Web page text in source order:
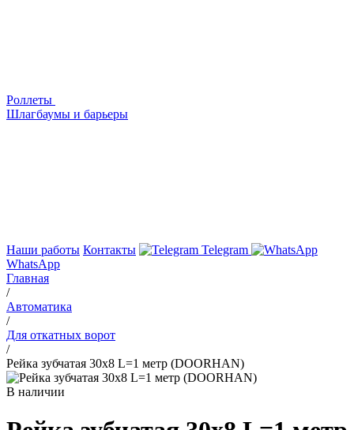
Роллеты
Шлагбаумы и барьеры
Наши работы Контакты
Telegram
WhatsApp
Главная
/
Автоматика
/
Для откатных ворот
/
Рейка зубчатая 30х8 L=1 метр (DOORHAN)
В наличии